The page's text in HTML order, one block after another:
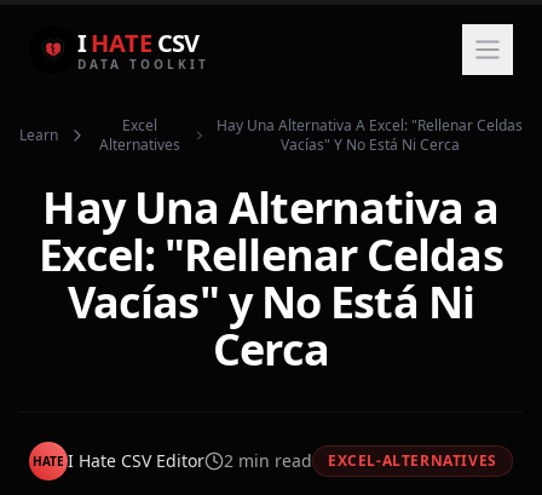
IHATE CSV
DATA TOOLKIT
Learn
Excel
Alternatives
Hay Una Alternativa A Excel: "rellenar Celdas
Vacías" Y No Está Ni Cerca
Hay Una Alternativa a
Excel: "Rellenar Celdas
Vacías" y No Está Ni
Cerca
HATE I Hate CSV Editor 2 min read EXCEL-ALTERNATIVES